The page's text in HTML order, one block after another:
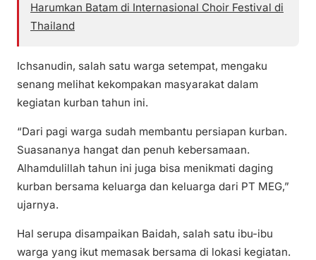
Harumkan Batam di Internasional Choir Festival di
Thailand
Ichsanudin, salah satu warga setempat, mengaku
senang melihat kekompakan masyarakat dalam
kegiatan kurban tahun ini.
“Dari pagi warga sudah membantu persiapan kurban.
Suasananya hangat dan penuh kebersamaan.
Alhamdulillah tahun ini juga bisa menikmati daging
kurban bersama keluarga dan keluarga dari PT MEG,”
ujarnya.
Hal serupa disampaikan Baidah, salah satu ibu-ibu
warga yang ikut memasak bersama di lokasi kegiatan.